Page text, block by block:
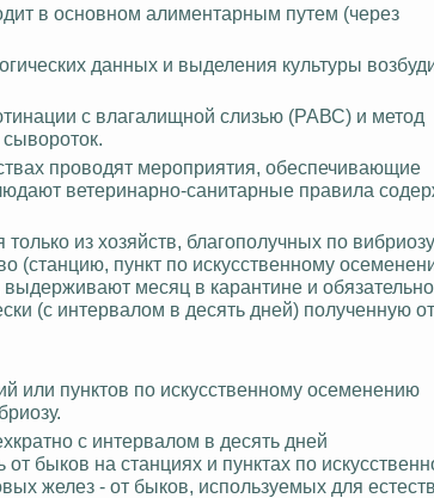
в основном алиментарным путем (через
данных и выделения культуры
с влагалищной слизью (РАВС) и метод
проводят мероприятия, обеспечивающие
ветеринарно-санитарные правила
из хозяйств, благополучных по вибриозу
(станцию, пункт по искусственному
месяц в карантине и обязательно
(с интервалом в десять дней) полученную
или пунктов по искусственному осеменению
с интервалом в десять дней
быков на станциях и пунктах по
желез - от быков, используемых для